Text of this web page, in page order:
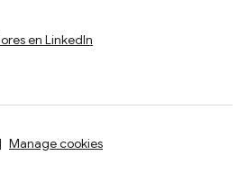
en LinkedIn
Manage cookies